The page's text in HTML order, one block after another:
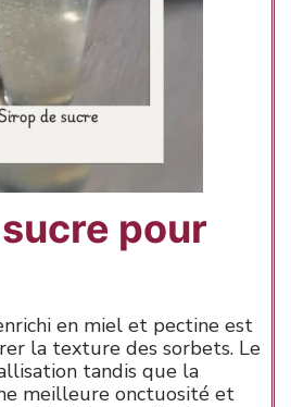
pour
en miel et pectine est
la texture des sorbets. Le
tandis que la
meilleure onctuosité et